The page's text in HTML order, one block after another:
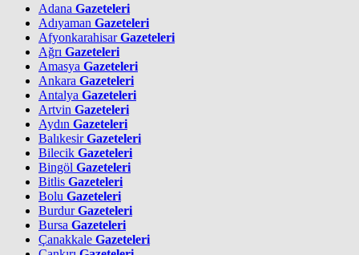
Adana Gazeteleri
Adıyaman Gazeteleri
AfyonkarahisarGazeteleri
Ağrı Gazeteleri
Amasya Gazeteleri
Ankara Gazeteleri
Antalya Gazeteleri
Artvin Gazeteleri
Aydın Gazeteleri
BalıkesirGazeteleri
Bilecik Gazeteleri
Bingöl Gazeteleri
Bitlis Gazeteleri
Bolu Gazeteleri
BurdurGazeteleri
Bursa Gazeteleri
Çanakkale Gazeteleri